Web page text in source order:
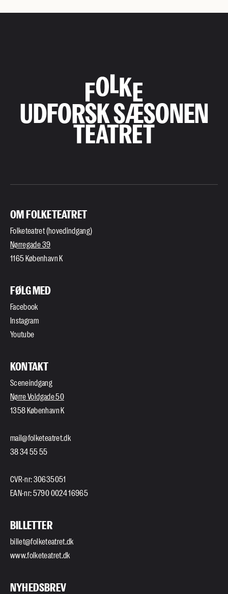
UDFORSK SÆSONEN
OM FOLKETEATRET
Folketeatret (hovedindgang)
Nørregade 39
1165 København K
FØLG MED
Facebook
Instagram
Youtube
KONTAKT
Sceneindgang
Nørre Voldgade 50
1358 København K
mail@folketeatret.dk
38 34 55 55
CVR-nr: 30635051
EAN-nr: 5790 0024 16965
BILLETTER
billet@folketeatret.dk
www.folketeatret.dk
NYHEDSBREV